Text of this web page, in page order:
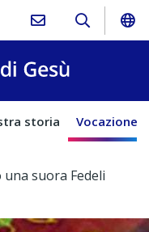
storia Vocazione
suora Fedeli